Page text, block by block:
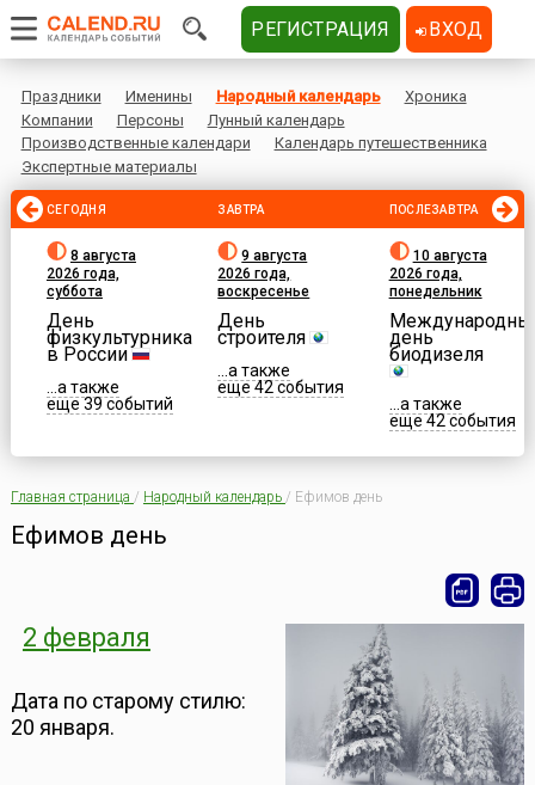
Праздники Именины Народный календарь
Хроника
Компании
Персоны
Лунный календарь
Производственные календари
Календарь путешественника
Экспертные материалы
СЕГОДНЯ
8 августа
2026 года,
суббота
День
физкультурника
в России
...а также
еще 39 событий
ЗАВТРА
9 августа
2026 года,
воскресенье
День
строителя
...а также
еще 42 события
ПОСЛЕЗАВТРА
10 августа
2026 года,
понедельник
день
биодизеля
...а также
еще 42 события
Главная страница / Народный календарь / Ефимов день
Ефимов день
2 февраля
Дата по старому стилю:
20 января.
РЕГИСТРАЦИЯ ВХОД